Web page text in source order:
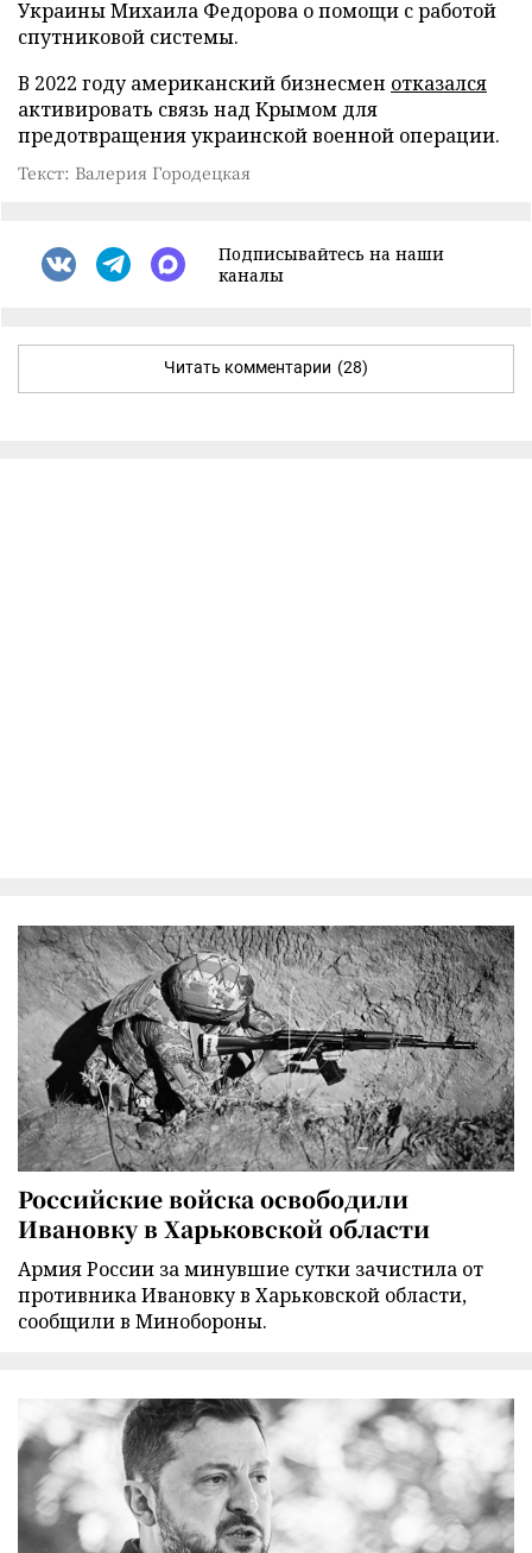
Украины Михаила Федорова о помощи с работой
спутниковой системы.
В 2022 году американский бизнесмен отказался
активировать связь над Крымом для
предотвращения украинской военной операции.
Текст: Валерия Городецкая
Подписывайтесь на наши
каналы
Читать комментарии (28)
Российские войска освободили
Ивановку в Харьковской области
Армия России за минувшие сутки зачистила от
противника Ивановку в Харьковской области,
сообщили в Минобороны.